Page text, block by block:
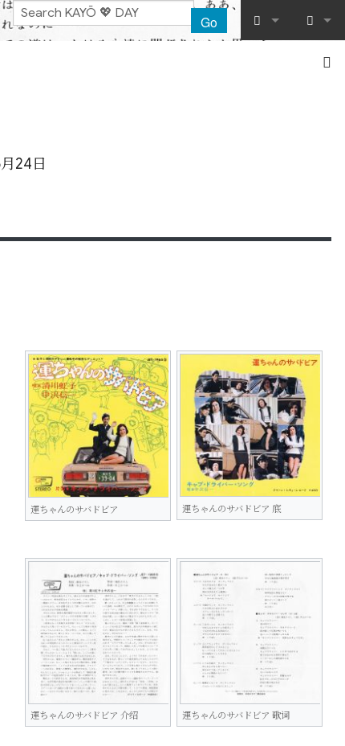
Go
What links
Log in
24日
運ちゃんのサバドビア 運ちゃんのサバドビア 底
運ちゃんのサバドビア 介绍 運ちゃんのサバドビア 歌词